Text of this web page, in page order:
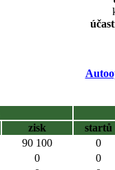
zisk
startů
90 100
0
0
0